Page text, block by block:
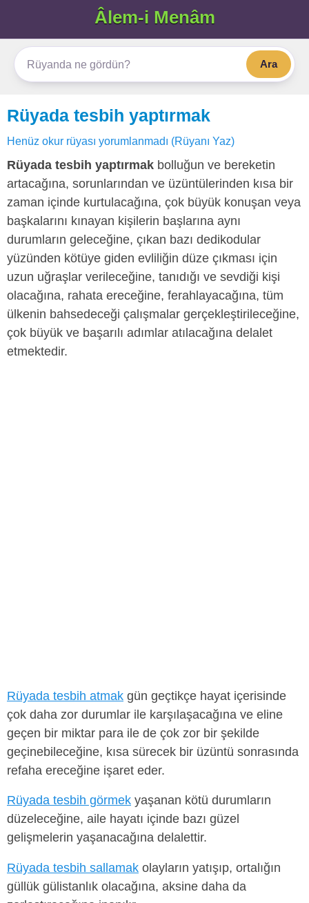
Âlem-i Menâm
Ara
Rüyada tesbih yaptırmak
Henüz okur rüyası yorumlanmadı (Rüyanı Yaz)
Rüyada tesbih yaptırmak bolluğun ve bereketin
artacağına, sorunlarından ve üzüntülerinden kısa bir
zaman içinde kurtulacağına, çok büyük konuşan veya
başkalarını kınayan kişilerin başlarına aynı
durumların geleceğine, çıkan bazı dedikodular
yüzünden kötüye giden evliliğin düze çıkması için
uzun uğraşlar verileceğine, tanıdığı ve sevdiği kişi
olacağına, rahata ereceğine, ferahlayacağına, tüm
ülkenin bahsedeceği çalışmalar gerçekleştirileceğine,
çok büyük ve başarılı adımlar atılacağına delalet
etmektedir.
Rüyada tesbih atmak gün geçtikçe hayat içerisinde
çok daha zor durumlar ile karşılaşacağına ve eline
geçen bir miktar para ile de çok zor bir şekilde
geçinebileceğine, kısa sürecek bir üzüntü sonrasında
refaha ereceğine işaret eder.
Rüyada tesbih görmek yaşanan kötü durumların
düzeleceğine, aile hayatı içinde bazı güzel
gelişmelerin yaşanacağına delalettir.
Rüyada tesbih sallamak olayların yatışıp, ortalığın
güllük gülistanlık olacağına, aksine daha da